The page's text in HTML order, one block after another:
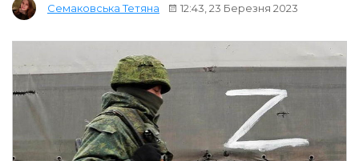
Семаковська Тетяна 12:43, 23 Березня 2023